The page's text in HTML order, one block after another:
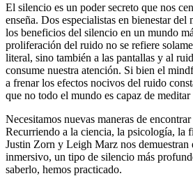
El silencio es un poder secreto que nos
enseña. Dos especialistas en bienestar
los beneficios del silencio en un mundo
proliferación del ruido no se refiere
literal, sino también a las pantallas y al
consume nuestra atención. Si bien el
a frenar los efectos nocivos del ruido
que no todo el mundo es capaz de
Necesitamos nuevas maneras de
Recurriendo a la ciencia, la psicología, la
Justin Zorn y Leigh Marz nos demuestran
inmersivo, un tipo de silencio más
saberlo, hemos practicado.